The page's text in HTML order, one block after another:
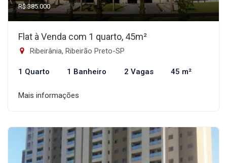
R$ 385.000
Flat à Venda com 1 quarto, 45m²
Ribeirânia, Ribeirão Preto-SP
1 Quarto 1 Banheiro 2 Vagas 45 m²
Mais informações